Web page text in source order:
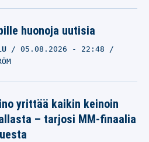
huonoja uutisia
05.08.2026 - 22:48
yrittää kaikin keinoin
– tarjosi MM-finaalia